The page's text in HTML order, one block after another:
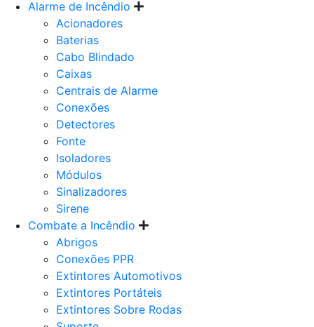
Alarme de Incêndio
Acionadores
Baterias
Cabo Blindado
Caixas
Centrais de Alarme
Conexões
Detectores
Fonte
Isoladores
Módulos
Sinalizadores
Sirene
Combate a Incêndio
Abrigos
Conexões PPR
Extintores Automotivos
Extintores Portáteis
Extintores Sobre Rodas